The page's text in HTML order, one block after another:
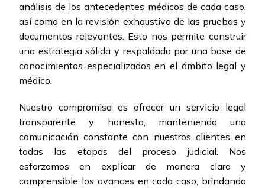
análisis de los antecedentes médicos de cada caso,
así como en la revisión exhaustiva de las pruebas y
documentos relevantes. Esto nos permite construir
una estrategia sólida y respaldada por una base de
conocimientos especializados en el ámbito legal y
médico.
Nuestro compromiso es ofrecer un servicio legal
transparente y honesto, manteniendo una
comunicación constante con nuestros clientes en
todas las etapas del proceso judicial. Nos
esforzamos en explicar de manera clara y
comprensible los avances en cada caso, brindando